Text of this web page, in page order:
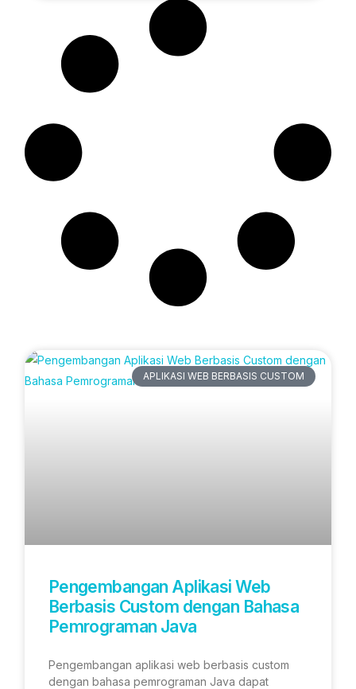
APLIKASI WEB BERBASIS CUSTOM
Pengembangan Aplikasi Web
Berbasis Custom dengan Bahasa
Pemrograman Java
Pengembangan aplikasi web berbasis custom
dengan bahasa pemrograman Java dapat